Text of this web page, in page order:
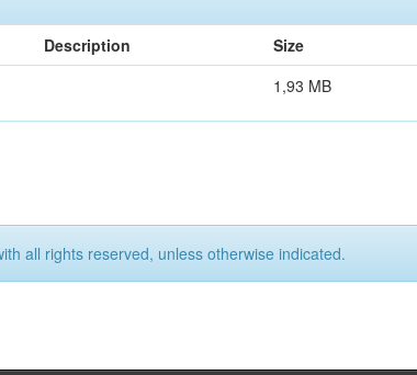
Description Size
1,93 MB
all rights reserved, unless otherwise indicated.